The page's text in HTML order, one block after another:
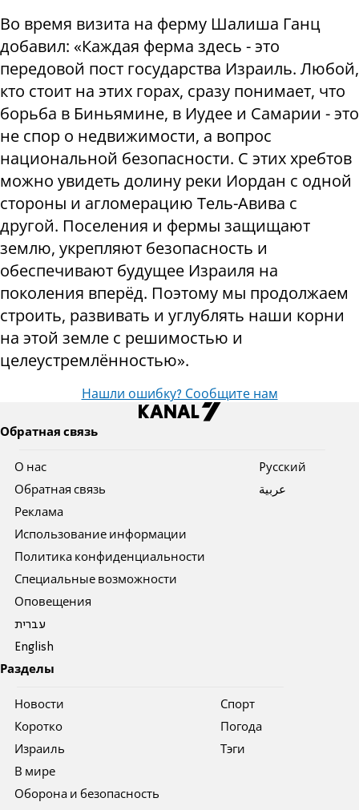
Во время визита на ферму Шалиша Ганц
добавил: «Каждая ферма здесь - это
передовой пост государства Израиль. Любой,
кто стоит на этих горах, сразу понимает, что
борьба в Биньямине, в Иудее и Самарии - это
не спор о недвижимости, а вопрос
национальной безопасности. С этих хребтов
можно увидеть долину реки Иордан с одной
стороны и агломерацию Тель-Авива с
другой. Поселения и фермы защищают
землю, укрепляют безопасность и
обеспечивают будущее Израиля на
поколения вперёд. Поэтому мы продолжаем
строить, развивать и углублять наши корни
на этой земле с решимостью и
целеустремлённостью».
Нашли ошибку? Сообщите нам
Обратная связь
О нас
Обратная связь
Реклама
Использование информации
Политика конфиденциальности
Специальные возможности
Оповещения
עברית
English
Pусский
عربية
Разделы
Новости
Коротко
Израиль
В мире
Оборона и безопасность
Спорт
Погода
Тэги